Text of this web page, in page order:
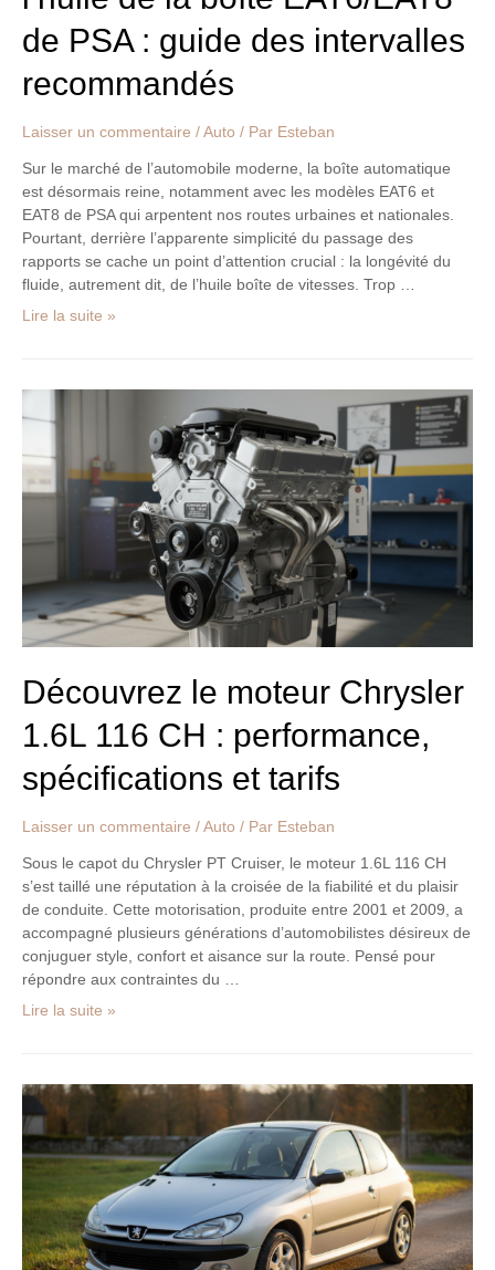
de PSA : guide des intervalles
recommandés
Laisser un commentaire / Auto / Par Esteban
Sur le marché de l’automobile moderne, la boîte automatique
est désormais reine, notamment avec les modèles EAT6 et
EAT8 de PSA qui arpentent nos routes urbaines et nationales.
Pourtant, derrière l’apparente simplicité du passage des
rapports se cache un point d’attention crucial : la longévité du
fluide, autrement dit, de l’huile boîte de vitesses. Trop …
recommandés
Lire la suite »
Découvrez le moteur Chrysler
1.6L 116 CH : performance,
spécifications et tarifs
Laisser un commentaire / Auto / Par Esteban
Sous le capot du Chrysler PT Cruiser, le moteur 1.6L 116 CH
s’est taillé une réputation à la croisée de la fiabilité et du plaisir
de conduite. Cette motorisation, produite entre 2001 et 2009, a
accompagné plusieurs générations d’automobilistes désireux de
conjuguer style, confort et aisance sur la route. Pensé pour
répondre aux contraintes du …
le
Chrysler
1.6L
CH
performance,
spécifications
Lire la suite »
Peugeot
206
Analyse
de
ses
atouts,